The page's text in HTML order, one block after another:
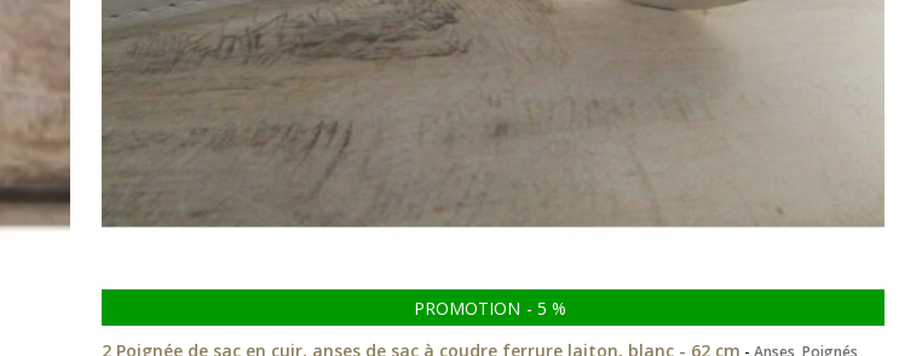
PROMOTION - 5 %
2 Poignée de sac en cuir, anses de sac à coudre ferrure laiton, blanc - 62 cm